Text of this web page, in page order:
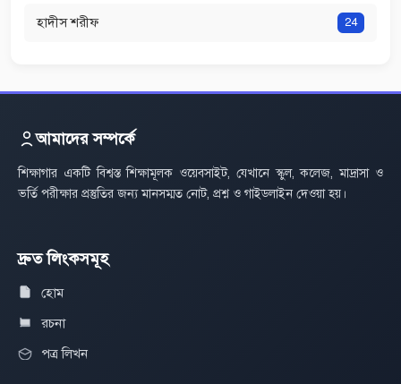
হাদীস শরীফ 24
আমাদের সম্পর্কে
শিক্ষাগার একটি বিশ্বস্ত শিক্ষামূলক ওয়েবসাইট, যেখানে স্কুল, কলেজ, মাদ্রাসা ও
ভর্তি পরীক্ষার প্রস্তুতির জন্য মানসম্মত নোট, প্রশ্ন ও গাইডলাইন দেওয়া হয়।
দ্রুত লিংকসমূহ
হোম
রচনা
পত্র লিখন